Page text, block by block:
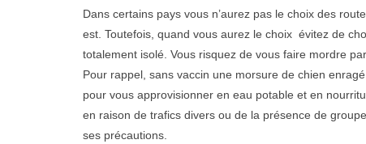
Dans certains pays vous n’aurez pas le choix des
est. Toutefois, quand vous aurez le choix évitez de
totalement isolé. Vous risquez de vous faire mordre
Pour rappel, sans vaccin une morsure de chien
pour vous approvisionner en eau potable et en
en raison de trafics divers ou de la présence de
ses précautions.